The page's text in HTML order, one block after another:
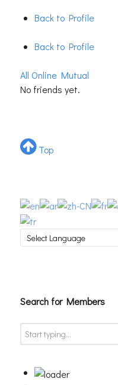
Back to Profile
Back to Profile
All Online Mutual
No friends yet.
Top
Search for Members